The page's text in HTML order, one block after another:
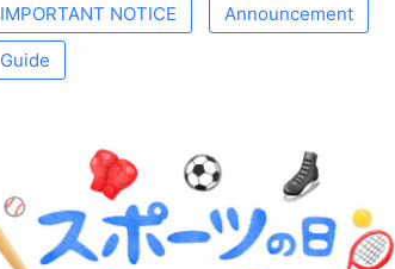
IMPORTANT NOTICE Announcement
Guide